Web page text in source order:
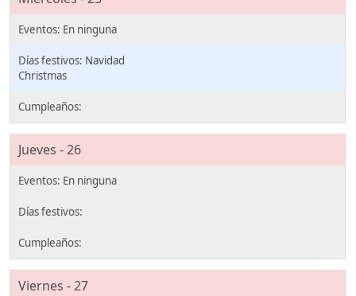
Navidad
Christmas
Jueves - 26
Viernes - 27